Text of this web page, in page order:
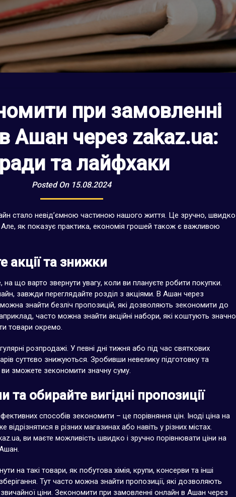
при замовленні
Ашан через zakaz.ua:
та лайфхаки
Posted On 15.08.2024
стало невід’ємною частиною нашого життя. Це зручно, швидко
як показує практика, економія грошей також є важливою
акції та знижки
що варто звернути увагу, коли ви плануєте робити покупки.
завжди переглядайте розділ з акціями. В Ашан через
можна знайти безліч пропозицій, які дозволяють зекономити до
часто можна знайти акційні набори, які коштують значно
товари окремо.
розпродажі. У певні дні тижня або під час святкових
суттєво знижуються. Зробивши невелику підготовку та
зможете зекономити значну суму.
та обирайте вигідні пропозиції
способів зекономити – це порівняння цін. Іноді ціна на
в різних магазинах або навіть у різних містах.
ви маєте можливість швидко і зручно порівнювати ціни на
на такі товари, як побутова хімія, крупи, консерви та інші
Тут часто можна знайти пропозиції, які дозволяють
ціни. Зекономити при замовленні онлайн в Ашан через